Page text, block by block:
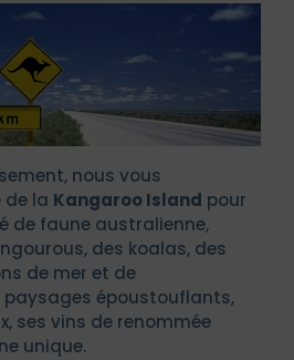
nous vous
de la Kangaroo Island pour
de faune australienne,
des koalas, des
de mer et de
paysages époustouflants,
ses vins de renommée
unique.